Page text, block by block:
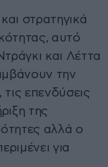
στρατηγικά
αυτό
και Λέττα
την
επενδύσεις
της
αλλά ο
για